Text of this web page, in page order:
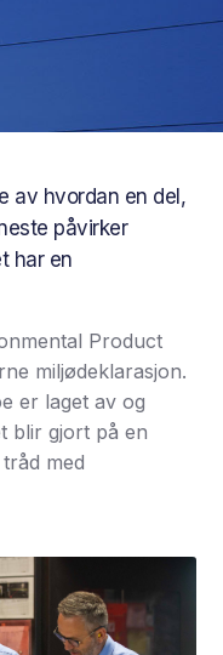
av hvordan en del,
påvirker
har en
Product
miljødeklarasjon.
er laget av og
blir gjort på en
med